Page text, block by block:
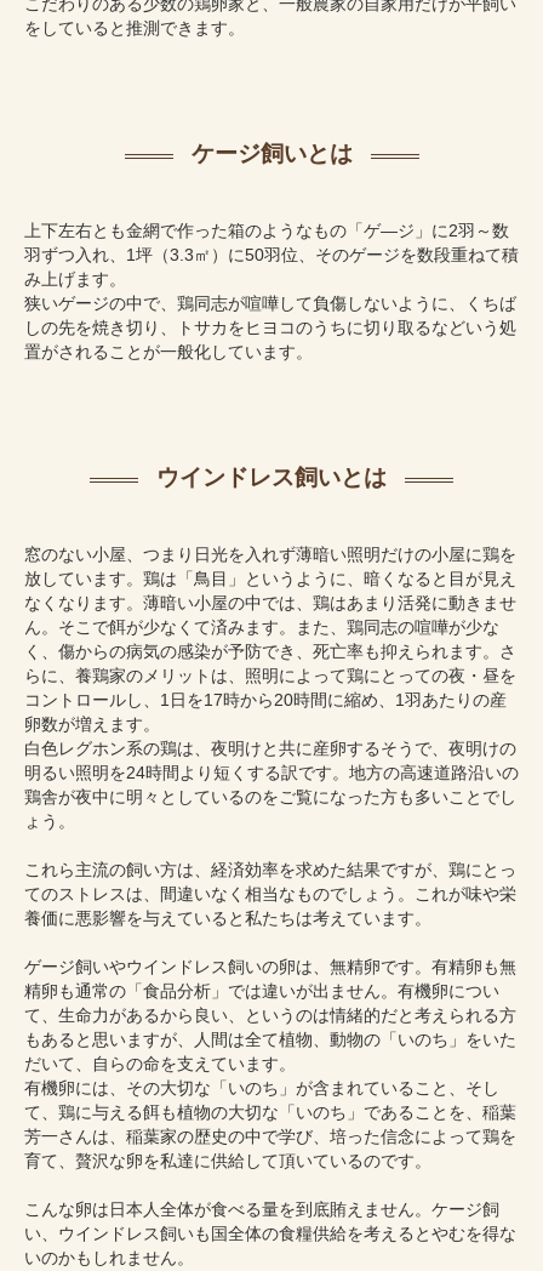
をしていると推測できます。
ケージ飼いとは
上下左右とも金網で作った箱のようなもの「ゲ―ジ」に2羽～数
羽ずつ入れ、1坪（3.3㎡）に50羽位、そのゲージを数段重ねて積
み上げます。
狭いゲージの中で、鶏同志が喧嘩して負傷しないように、くちば
しの先を焼き切り、トサカをヒヨコのうちに切り取るなどいう処
置がされることが一般化しています。
ウインドレス飼いとは
窓のない小屋、つまり日光を入れず薄暗い照明だけの小屋に鶏を
放しています。鶏は「鳥目」というように、暗くなると目が見え
なくなります。薄暗い小屋の中では、鶏はあまり活発に動きませ
ん。そこで餌が少なくて済みます。また、鶏同志の喧嘩が少な
く、傷からの病気の感染が予防でき、死亡率も抑えられます。さ
らに、養鶏家のメリットは、照明によって鶏にとっての夜・昼を
コントロールし、1日を17時から20時間に縮め、1羽あたりの産
卵数が増えます。
白色レグホン系の鶏は、夜明けと共に産卵するそうで、夜明けの
明るい照明を24時間より短くする訳です。地方の高速道路沿いの
鶏舎が夜中に明々としているのをご覧になった方も多いことでし
ょう。
これら主流の飼い方は、経済効率を求めた結果ですが、鶏にとっ
てのストレスは、間違いなく相当なものでしょう。これが味や栄
養価に悪影響を与えていると私たちは考えています。
ゲージ飼いやウインドレス飼いの卵は、無精卵です。有精卵も無
精卵も通常の「食品分析」では違いが出ません。有機卵につい
て、生命力があるから良い、というのは情緒的だと考えられる方
もあると思いますが、人間は全て植物、動物の「いのち」をいた
だいて、自らの命を支えています。
有機卵には、その大切な「いのち」が含まれていること、そし
て、鶏に与える餌も植物の大切な「いのち」であることを、稲葉
芳一さんは、稲葉家の歴史の中で学び、培った信念によって鶏を
育て、贅沢な卵を私達に供給して頂いているのです。
こんな卵は日本人全体が食べる量を到底賄えません。ケージ飼
い、ウインドレス飼いも国全体の食糧供給を考えるとやむを得な
いのかもしれません。